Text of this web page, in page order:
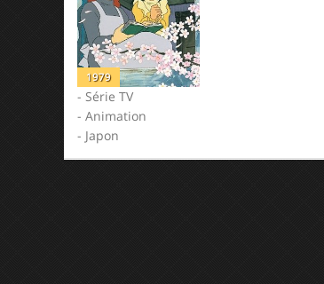
1979
- Série TV
- Animation
- Japon